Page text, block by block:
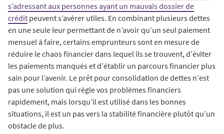
s’adressant aux personnes ayant un mauvais dossier de
crédit peuvent s’avérer utiles. En combinant plusieurs dettes
en une seule leur permettant de n’avoir qu’un seul paiement
mensuel à faire, certains emprunteurs sont en mesure de
réduire le chaos financier dans lequel ils se trouvent, d’éviter
les paiements manqués et d’établir un parcours financier plus
sain pour l’avenir. Le prêt pour consolidation de dettes n’est
pas une solution qui règle vos problèmes financiers
rapidement, mais lorsqu’il est utilisé dans les bonnes
situations, il est un pas vers la stabilité financière plutôt qu’un
obstacle de plus.